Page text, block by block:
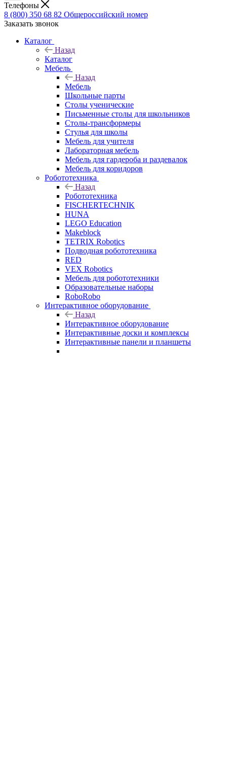
Телефоны
8 (800) 350 68 82 Общероссийский номер
Заказать звонок
Каталог
Назад
Каталог
Мебель
Назад
Мебель
Школьные парты
Столы ученические
Письменные столы для школьников
Столы-трансформеры
Стулья для школы
Мебель для учителя
Лабораторная мебель
Мебель для гардероба и раздевалок
Мебель для коридоров
Робототехника
Назад
Робототехника
FISCHERTECHNIK
HUNA
LEGO Education
Makeblock
TETRIX Robotics
Подводная робототехника
RED
VEX Robotics
Мебель для робототехники
Образовательные наборы
RoboRobo
Интерактивное оборудование
Назад
Интерактивное оборудование
Интерактивные доски и комплексы
Интерактивные панели и планшеты